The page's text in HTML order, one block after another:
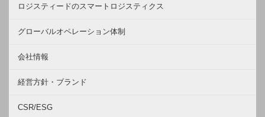
ロジスティードのスマートロジスティクス
グローバルオペレーション体制
会社情報
経営方針・ブランド
CSR/ESG